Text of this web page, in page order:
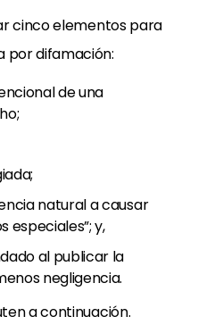
cinco elementos para
por difamación:
de una
natural a causar
especiales”; y,
al publicar la
negligencia.
a continuación.